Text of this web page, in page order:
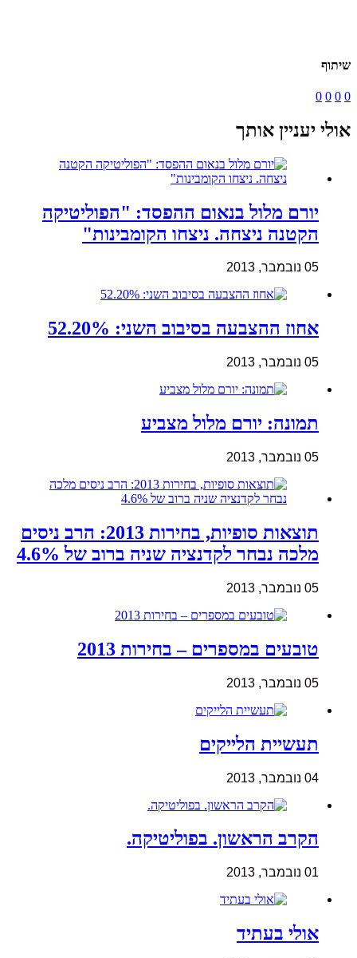
שיתוף
0
0
0
0
אולי יעניין אותך
יורם מלול בנאום ההפסד: "הפוליטיקה
הקטנה ניצחה. ניצחו הקומבינות"
05 נובמבר, 2013
אחוז ההצבעה בסיבוב השני: 52.20%
05 נובמבר, 2013
תמונה: יורם מלול מצביע
05 נובמבר, 2013
תוצאות סופיות, בחירות 2013: הרב ניסים
מלכה נבחר לקדנציה שניה ברוב של 4.6%
05 נובמבר, 2013
טובעים במספרים – בחירות 2013
05 נובמבר, 2013
תעשיית הלייקים
04 נובמבר, 2013
הקרב הראשון. בפוליטיקה.
01 נובמבר, 2013
אולי בעתיד